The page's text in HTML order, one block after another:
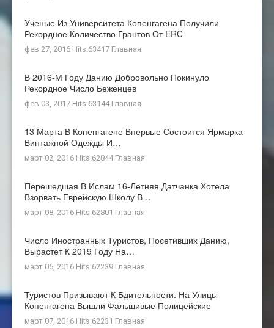
Ученые Из Университета Копенгагена Получили
Рекордное Количество Грантов От ERC
фев 27, 2016 Hits:63417 Главная
В 2016-М Году Данию Добровольно Покинуло
Рекордное Число Беженцев
фев 03, 2017 Hits:63144 Главная
13 Марта В Копенгагене Впервые Состоится Ярмарка
Винтажной Одежды И…
март 02, 2016 Hits:62844 Главная
Перешедшая В Ислам 16-Летняя Датчанка Хотела
Взорвать Еврейскую Школу В…
март 08, 2016 Hits:62801 Главная
Число Иностранных Туристов, Посетивших Данию,
Вырастет К 2019 Году На…
март 05, 2016 Hits:62239 Главная
Туристов Призывают К Бдительности. На Улицы
Копенгагена Вышли Фальшивые Полицейские
март 07, 2016 Hits:62231 Главная